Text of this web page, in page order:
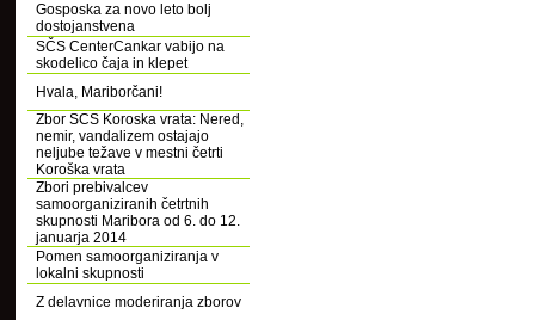
Gosposka za novo leto bolj
dostojanstvena
SČS CenterCankar vabijo na
skodelico čaja in klepet
Hvala, Mariborčani!
Zbor SCS Koroska vrata: Nered,
nemir, vandalizem ostajajo
neljube težave v mestni četrti
Koroška vrata
Zbori prebivalcev
samoorganiziranih četrtnih
skupnosti Maribora od 6. do 12.
januarja 2014
Pomen samoorganiziranja v
lokalni skupnosti
Z delavnice moderiranja zborov